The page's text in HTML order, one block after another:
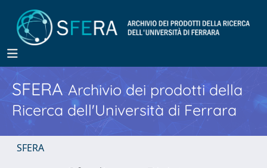
SFERA Archivio dei prodotti della
Ricerca dell'Università di Ferrara
SFERA